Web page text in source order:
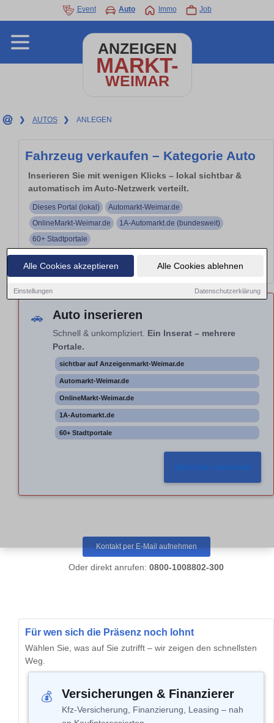
Alle Cookies akzeptieren Alle Cookies ablehnen
Einstellungen Datenschutzerklärung
Event Auto Immo Job
ANZEIGEN
MARKT-
WEIMAR
❯ AUTOS ❯ ANLEGEN
Fahrzeug verkaufen – Kategorie Auto
Inserieren Sie mit wenigen Klicks – lokal sichtbar &
automatisch im Auto-Netzwerk verteilt.
Dieses Portal (lokal)
Automarkt-Weimar.de
OnlineMarkt-Weimar.de
1A-Automarkt.de (bundesweit)
60+ Stadtportale
Ihr Inserat erscheint thematisch in mehreren Portalen –
automatisch verteilt.
🚗 Auto inserieren
Schnell & unkompliziert. Ein Inserat – mehrere
Portale.
sichtbar auf Anzeigenmarkt-Weimar.de
Automarkt-Weimar.de
OnlineMarkt-Weimar.de
1A-Automarkt.de
60+ Stadtportale
Jetzt Auto inserieren
Kontakt per E-Mail aufnehmen
Oder direkt anrufen: 0800-1008802-300
Für wen sich die Präsenz noch lohnt
Wählen Sie, was auf Sie zutrifft – wir zeigen den schnellsten
Weg.
💰 Versicherungen & Finanzierer
Kfz-Versicherung, Finanzierung, Leasing – nah